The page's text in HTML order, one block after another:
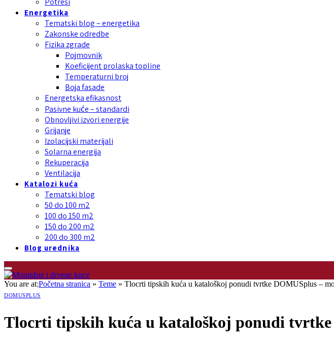
Energetika
Tematski blog – energetika
Zakonske odredbe
Fizika zgrade
Pojmovnik
Koeficijent prolaska topline
Temperaturni broj
Boja fasade
Energetska efikasnost
Pasivne kuće – standardi
Obnovljivi izvori energije
Grijanje
Izolacijski materijali
Solarna energija
Rekuperacija
Ventilacija
Katalozi kuća
Tematski blog
50 do 100 m2
100 do 150 m2
150 do 200 m2
200 do 300 m2
Blog urednika
You are at:Početna stranica » Teme » Tlocrti tipskih kuća u kataloškoj ponudi tvrtke DOMUSplus –
DOMUSPLUS
Tlocrti tipskih kuća u kataloškoj ponudi